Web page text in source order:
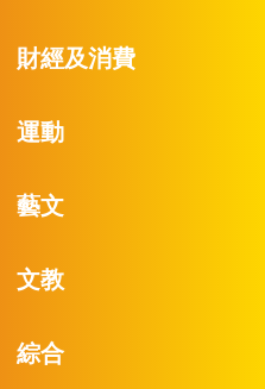
財經及消費
運動
藝文
文教
綜合